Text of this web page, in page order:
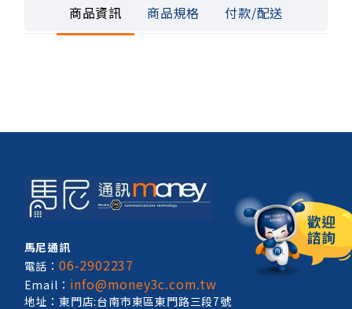
商品資訊 商品規格 付款/配送
馬尼通訊
電話：06-2902237
Email： info@money3c.com.tw
地址：東門店:台南市東區東門路三段7號